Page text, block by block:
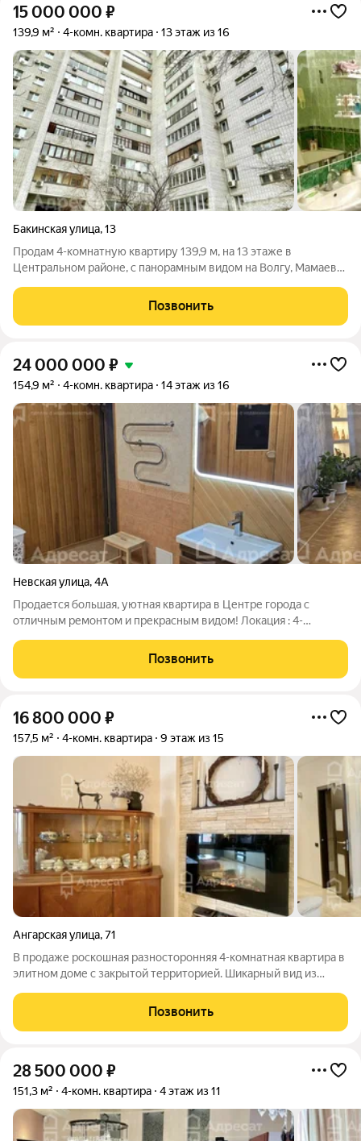
15 000 000 ₽
139,9 м² 4-комн. квартира 13 этаж из 16
Бакинская улица,13
Продам 4-комнатную квартиру 139,9 м, на 13 этаже в
Центральном районе, с панорамным видом на Волгу, Мамаев
города, из окон которой утром вы будете встречать рассветы,
а вечером провожать закаты. Дом
Позвонить
24 000 000 ₽
154,9 м² 4-комн. квартира 14 этаж из 16
Невская улица,4А
Продается большая, уютная квартира в Центре города с
отличным ремонтом и прекрасным видом! Локация : 4-
Центральном районе города Волгоград по адресу - Невская 4а.
Рядом проходят улицы:
Позвонить
16 800 000 ₽
157,5 м² 4-комн. квартира 9 этаж из 15
Ангарская улица,71
В продаже роскошная разносторонняя 4-комнатная квартира в
элитном доме с закрытой территорией. Шикарный вид из
Общая площадь 157.5 кв.м. В квартире произведён
качественный евроремонт из дорогих
Позвонить
28 500 000 ₽
151,3 м² 4-комн. квартира 4 этаж из 11